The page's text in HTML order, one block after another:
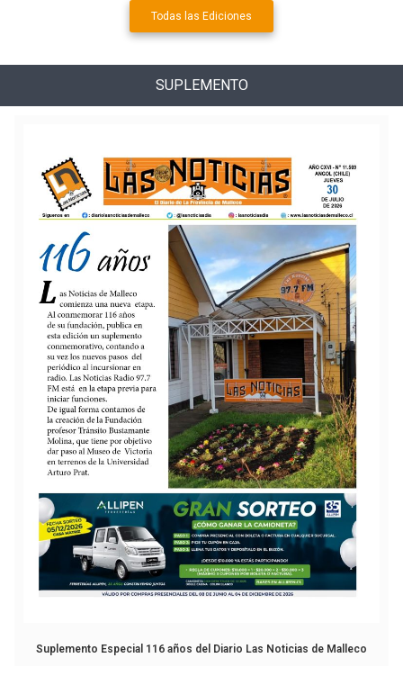
Todas las Ediciones
SUPLEMENTO
Suplemento Especial 116 años del Diario Las Noticias de Malleco